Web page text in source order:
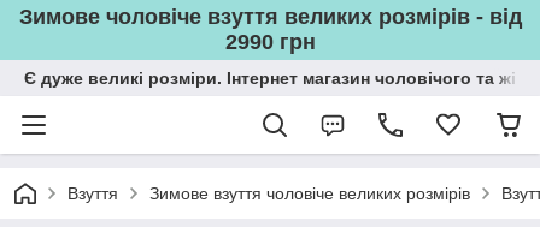
Зимове чоловіче взуття великих розмірів - від
2990 грн
Є дуже великі розміри. Інтернет магазин чоловічого та
Взуття Зимове взуття чоловіче великих розмірів